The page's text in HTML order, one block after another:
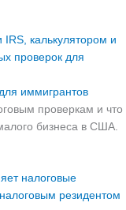
иммигрантов
проверкам и что
бизнеса в США.